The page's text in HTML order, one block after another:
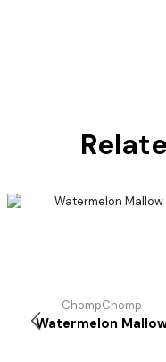
ChompChomp
Watermelon